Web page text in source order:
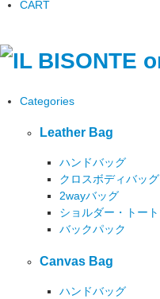
CART
Categories
Leather Bag
ハンドバッグ
クロスボディバッグ
2wayバッグ
ショルダー・トート
バックパック
Canvas Bag
ハンドバッグ